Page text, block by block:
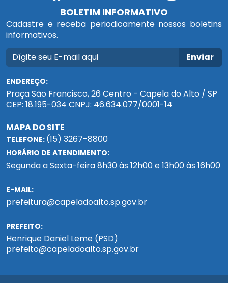
BOLETIM INFORMATIVO
Cadastre e receba periodicamente nossos boletins
informativos.
Enviar
ENDEREÇO:
Praça São Francisco, 26 Centro - Capela do Alto / SP
CEP: 18.195-034 CNPJ: 46.634.077/0001-14
MAPA DO SITE
TELEFONE: (15) 3267-8800
HORÁRIO DE ATENDIMENTO:
Segunda a Sexta-feira 8h30 às 12h00 e 13h00 às 16h00
E-MAIL:
prefeitura@capeladoalto.sp.gov.br
PREFEITO:
Henrique Daniel Leme (PSD)
prefeito@capeladoalto.sp.gov.br